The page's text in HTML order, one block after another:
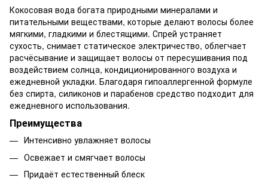
Кокосовая вода богата природными минералами и
питательными веществами, которые делают волосы более
мягкими, гладкими и блестящими. Спрей устраняет
сухость, снимает статическое электричество, облегчает
расчёсывание и защищает волосы от пересушивания под
воздействием солнца, кондиционированного воздуха и
ежедневной укладки. Благодаря гипоаллергенной формуле
без спирта, силиконов и парабенов средство подходит для
ежедневного использования.
Преимущества
Интенсивно увлажняет волосы
Освежает и смягчает волосы
Придаёт естественный блеск